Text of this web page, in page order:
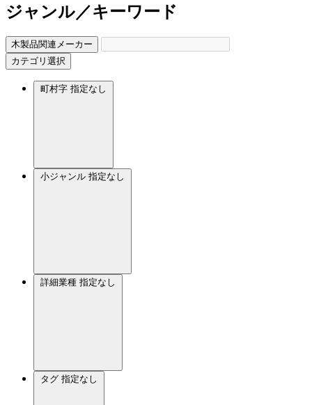
ジャンル／キーワード
木製品関連メーカー
カテゴリ選択
町村字 指定なし
小ジャンル 指定なし
詳細業種 指定なし
タグ 指定なし